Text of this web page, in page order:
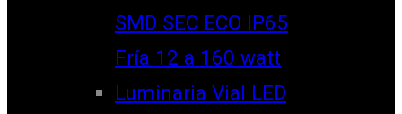
SMD SEC ECO IP65
Fría 12 a 160 watt
Luminaria Vial LED